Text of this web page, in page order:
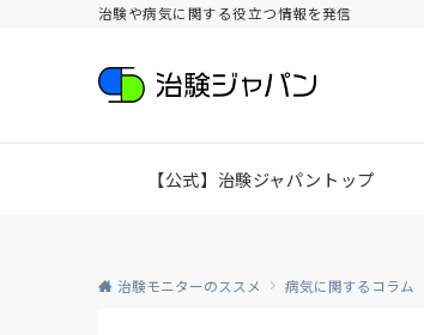
治験や病気に関する役立つ情報を発信
【公式】治験ジャパントップ
治験モニターのススメ 病気に関するコラム